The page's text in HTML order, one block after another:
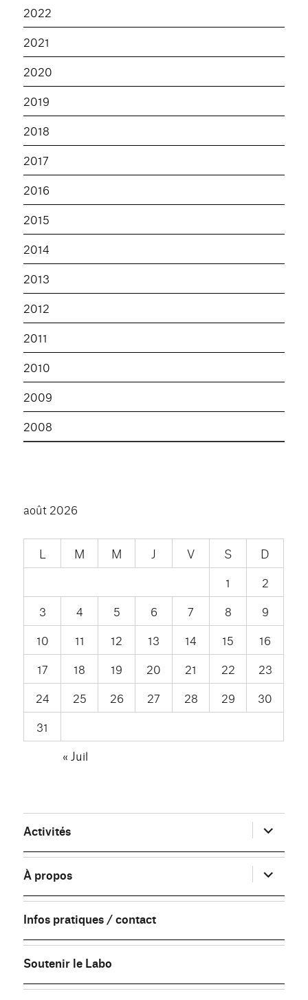
2022
2021
2020
2019
2018
2017
2016
2015
2014
2013
2012
2011
2010
2009
2008
août 2026
L M M J V S
D
1
2
3
4 5 6 7 8
9
10
11 12 13 14 15
16
17
18 19 20 21 22
23
24
25 26 27 28 29
30
31
« Juil
Activités ouvrir
le
sous-
menu
À propos
ouvrir
le
sous-
menu
Infos pratiques / contact
Soutenir le Labo